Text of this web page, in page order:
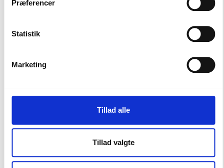
Præferencer
Statistik
Marketing
Tillad alle
Tillad valgte